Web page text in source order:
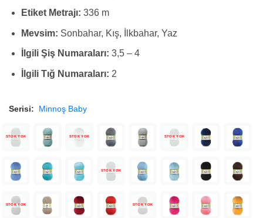
Etiket Metrajı: 336 m
Mevsim: Sonbahar, Kış, İlkbahar, Yaz
İlgili Şiş Numaraları: 3,5 – 4
İlgili Tığ Numaraları: 2
Serisi: Minnoş Baby
STOK YOK STOK YOK STOK YOK
STOK YOK
STOK YOK STOK YOK